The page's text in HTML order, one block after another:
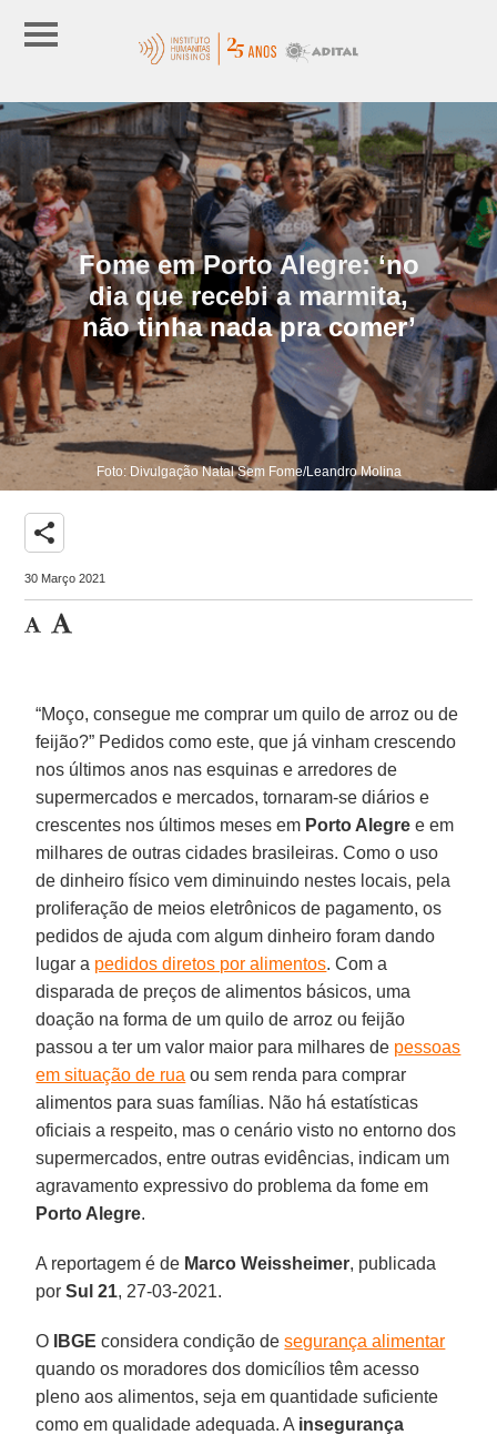
Fome em Porto Alegre: ‘no
dia que recebi a marmita,
não tinha nada pra comer’
Foto: Divulgação Natal Sem Fome/Leandro Molina
share
30 Março 2021
“Moço, consegue me comprar um quilo de arroz ou de
feijão?” Pedidos como este, que já vinham crescendo
nos últimos anos nas esquinas e arredores de
supermercados e mercados, tornaram-se diários e
crescentes nos últimos meses em Porto Alegre e em
milhares de outras cidades brasileiras. Como o uso
de dinheiro físico vem diminuindo nestes locais, pela
proliferação de meios eletrônicos de pagamento, os
pedidos de ajuda com algum dinheiro foram dando
lugar a pedidos diretos por alimentos. Com a
disparada de preços de alimentos básicos, uma
doação na forma de um quilo de arroz ou feijão
passou a ter um valor maior para milhares de pessoas
em situação de rua ou sem renda para comprar
alimentos para suas famílias. Não há estatísticas
oficiais a respeito, mas o cenário visto no entorno dos
supermercados, entre outras evidências, indicam um
agravamento expressivo do problema da fome em
Porto Alegre.
A reportagem é de Marco Weissheimer, publicada
porSul 21, 27-03-2021.
O IBGE considera condição desegurança alimentar
quando os moradores dos domicílios têm acesso
pleno aos alimentos, seja em quantidade suficiente
como em qualidade adequada. A insegurança